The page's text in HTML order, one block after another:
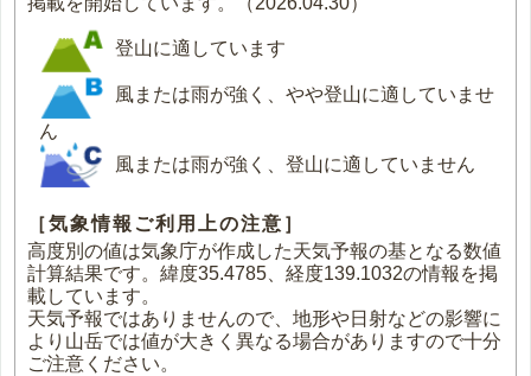
登山に適しています
風または雨が強く、やや登山に適していませ
ん
風または雨が強く、登山に適していません
［気象情報ご利用上の注意］
高度別の値は気象庁が作成した天気予報の基となる数値
計算結果です。緯度35.4785、経度139.1032の情報を掲
載しています。
天気予報ではありませんので、地形や日射などの影響に
より山岳では値が大きく異なる場合がありますので十分
ご注意ください。